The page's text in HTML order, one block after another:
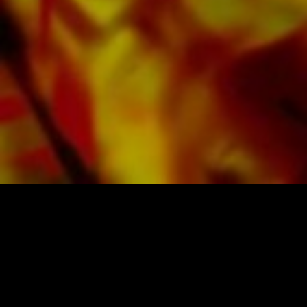
weltweit erhältlich.
Alle Noten von Obrasso werden auf
hochwertigem Papier produziert. Das leicht
Kontrast und schont die Augen bei schwierigen
Lichtverhältnissen. Die Lieferung für
Privatkunden weltweit erfolgt ohne
Versandkosten. Bestellen Sie jetzt ihre Noten
direkt im Obrasso Verlag.